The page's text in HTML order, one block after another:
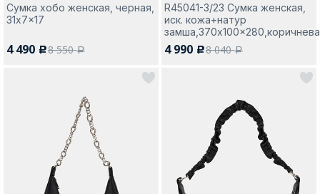
Сумка хобо женская, черная,
31x7x17
4 490 c8 550a
R45041-3/23 Сумка женская,
иск. кожа+натур
4 990 c8 040a